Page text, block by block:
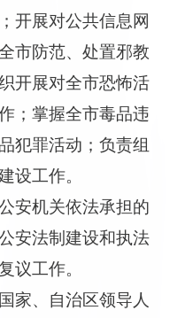
开展对公共信息网
市防范、处置邪教
开展对全市恐怖活
；掌握全市毒品违
犯罪活动；负责组
设工作。
安机关依法承担的
安法制建设和执法
议工作。
家、自治区领导人